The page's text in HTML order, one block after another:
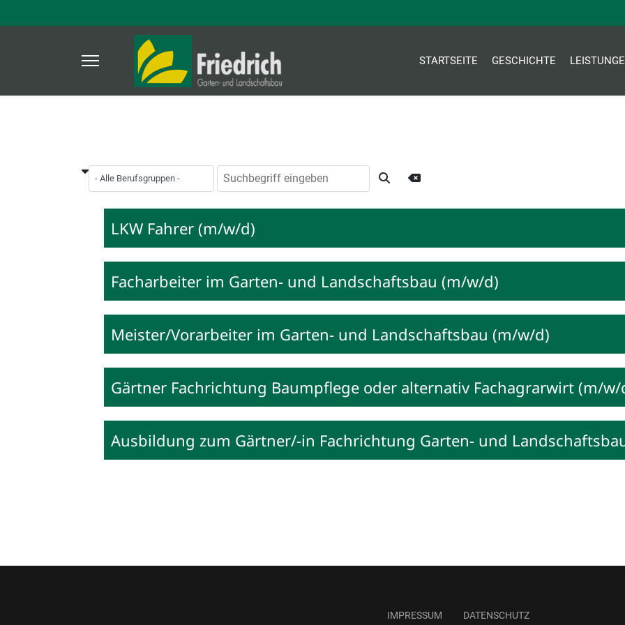
STARTSEITE GESCHICHTE
Suchbegriff
eingeben
LKW Fahrer (m/w/d)
Facharbeiter im Garten- und Landschaftsbau (m/w/d)
Meister/Vorarbeiter im Garten- und Landschaftsbau (m/w/d)
Gärtner Fachrichtung Baumpflege oder alternativ Fachagrarwirt (m/w/
Ausbildung zum Gärtner/-in Fachrichtung Garten- und
IMPRESSUM DATENSCHUTZ